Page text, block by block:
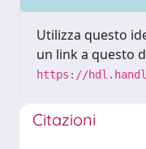
Utilizza questo
un link a questo
https://
Citazioni